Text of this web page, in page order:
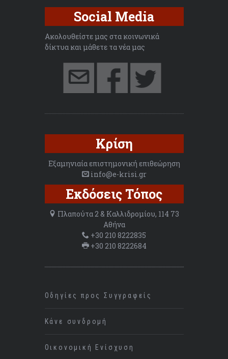
Social Media
Ακολουθείστε μας στα κοινωνικά
δίκτυα και μάθετε τα νέα μας
Κρίση
Εξαμηνιαία επιστημονική επιθεώρηση
info@e-krisi.gr
Εκδόσεις Τόπος
Πλαπούτα 2 & Καλλιδρομίου, 114 73
Αθήνα
+30 210 8222835
+30 210 8222684
Οδηγίες προς Συγγραφείς
Κάνε συνδρομή
Οικονομική Ενίσχυση